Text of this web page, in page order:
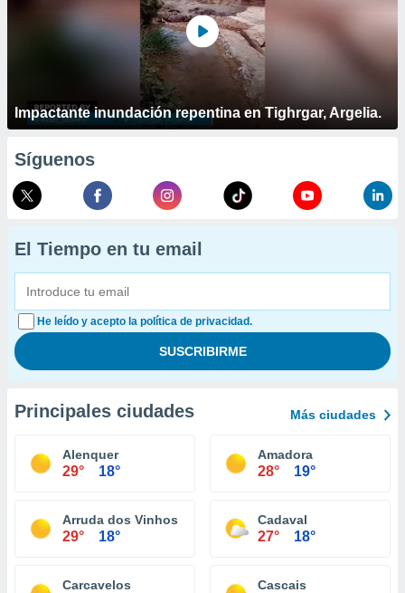
Impactante inundación repentina en Tighrgar, Argelia.
Síguenos
El Tiempo en tu email
He leído y acepto la política de privacidad.
Principales ciudades Más ciudades
Alenquer
29° 18°
Amadora
28° 19°
Arruda dos Vinhos
29° 18°
Cadaval
27° 18°
Carcavelos Cascais